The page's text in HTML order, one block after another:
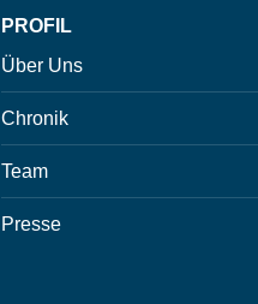
PROFIL
Über Uns
Chronik
Team
Presse